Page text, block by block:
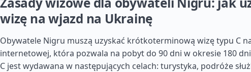
wizę na wjazd na Ukrainę
Obywatele Nigru muszą uzyskać krótkoterminową wizę typu C
internetowej, która pozwala na pobyt do 90 dni w okresie 180
C jest wydawana w następujących celach: turystyka, podróże